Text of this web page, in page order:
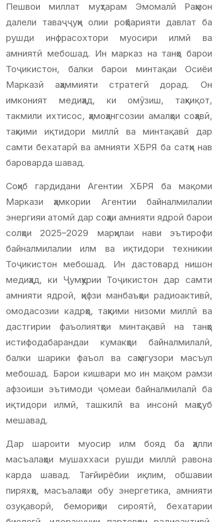
Пешвои миллат муҳтарам Эмомалӣ Раҳмон
далели таваҷҷуҳи олии роҳбарияти давлат ба
рушди инфрасохтори муосири илмӣ ва
амниятӣ мебошад. Ин марказ на танҳо барои
Тоҷикистон, балки барои минтақаи Осиёи
Марказӣ аҳаммияти стратегӣ дорад. Он
имконият медиҳад, ки омӯзиш, таҳқиқот,
такмили ихтисос, ҳамоҳангсозии амалҳои соҳавӣ,
таҳкими иқтидори миллӣ ва минтақавӣ дар
самти бехатарӣ ва амнияти ХБРЯ ба сатҳи нав
бароварда шавад.
Соҳиб гардидани Агентии ХБРЯ ба мақоми
Маркази ҳамкории Агентии байналмилалии
энергияи атомӣ дар соҳаи амнияти ядроӣ барои
солҳои 2025–2029 марҳилаи нави эътирофи
байналмилалии илм ва иқтидори техникии
Тоҷикистон мебошад. Ин дастовард нишон
медиҳад, ки Ҷумҳурии Тоҷикистон дар самти
амнияти ядроӣ, ҳифзи манбаъҳои радиоактивӣ,
омодасозии кадрҳо, таҳкими низоми миллӣ ва
дастгирии фаъолиятҳои минтақавӣ на танҳо
истифодабарандаи кумакҳои байналмилалӣ,
балки шарики фаъол ва саҳмгузори масъул
мебошад. Барои кишвари мо ин мақом рамзи
афзоиши эътимоди ҷомеаи байналмилалӣ ба
иқтидори илмӣ, ташкилӣ ва инсонӣ маҳсуб
мешавад.
Дар шароити муосир илм бояд ба ҳалли
масъалаҳои мушаххаси рушди миллӣ равона
карда шавад. Тағйирёбии иқлим, обшавии
пиряхҳо, масъалаҳои обу энергетика, амнияти
озуқаворӣ, бемориҳои сироятӣ, бехатарии